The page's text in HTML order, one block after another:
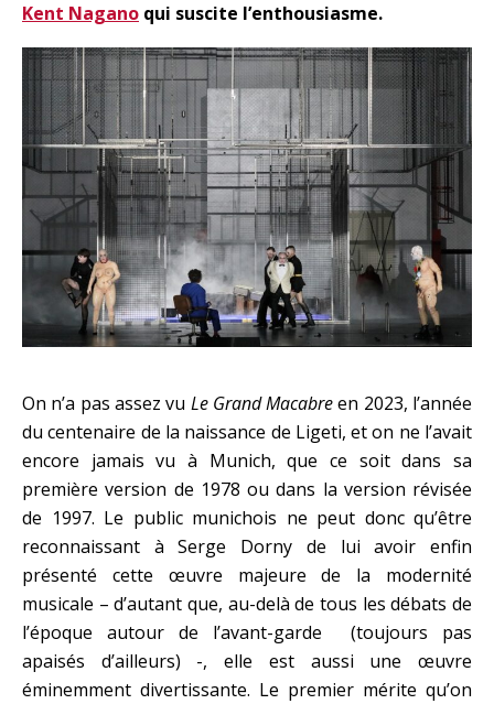
Kent Nagano qui suscite l’enthousiasme.
On n’a pas assez vu Le Grand Macabreen 2023, l’année
du centenaire de la naissance de Ligeti, et on ne l’avait
encore jamais vu à Munich, que ce soit dans sa
première version de 1978 ou dans la version révisée
de 1997. Le public munichois ne peut donc qu’être
reconnaissant à Serge Dorny de lui avoir enfin
présenté cette œuvre majeure de la modernité
musicale – d’autant que, au-delà de tous les débats de
l’époque autour de l’avant-garde (toujours pas
apaisés d’ailleurs) -, elle est aussi une œuvre
éminemment divertissante. Le premier mérite qu’on